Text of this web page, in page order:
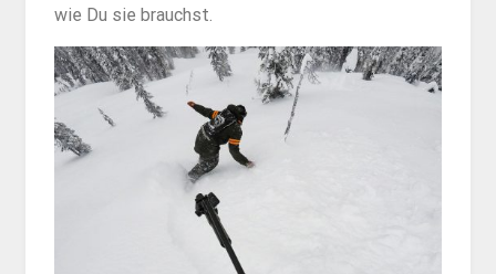
wie Du sie brauchst.